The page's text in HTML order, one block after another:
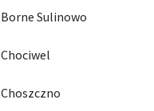
Borne Sulinowo
Chociwel
Choszczno